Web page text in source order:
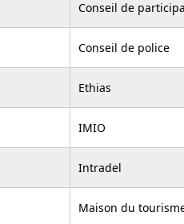
Conseil de
Conseil de police
Ethias
IMIO
Intradel
Maison du